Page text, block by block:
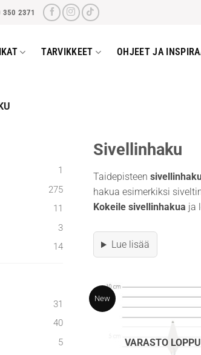
350 2371
TARVIKKEET OHJEET JA
1
275
11
3
14
31
40
5
Sivellinhaku
Taidepisteen sivellinhaku
hakua esimerkiksi
Kokeile sivellinhakua ja
Lue lisää
New
VARASTO LOPPU